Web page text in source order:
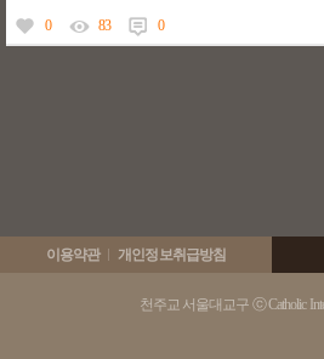
0 83 0
이용약관 개인정보취급방침
천주교 서울대교구 ⓒ Catholic